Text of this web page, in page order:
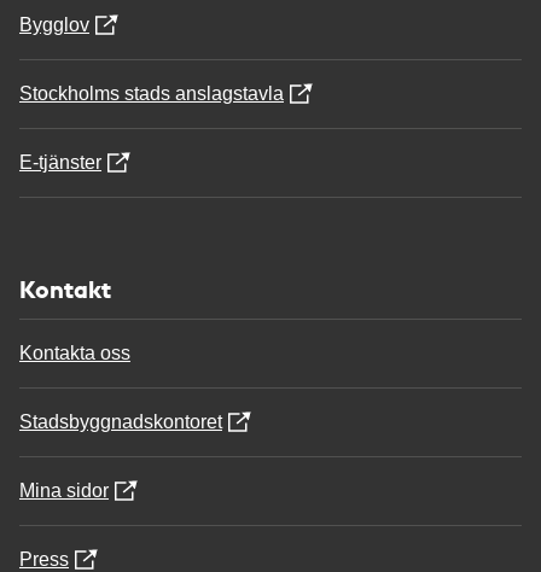
Bygglov
Stockholms stads anslagstavla
E-tjänster
Kontakt
Kontakta oss
Stadsbyggnadskontoret
Mina sidor
Press